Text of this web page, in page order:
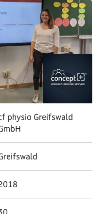
physio Greifswald